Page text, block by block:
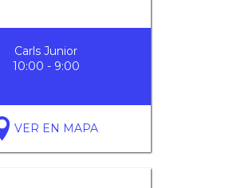
Carls Junior
10:00 - 9:00
VER EN MAPA